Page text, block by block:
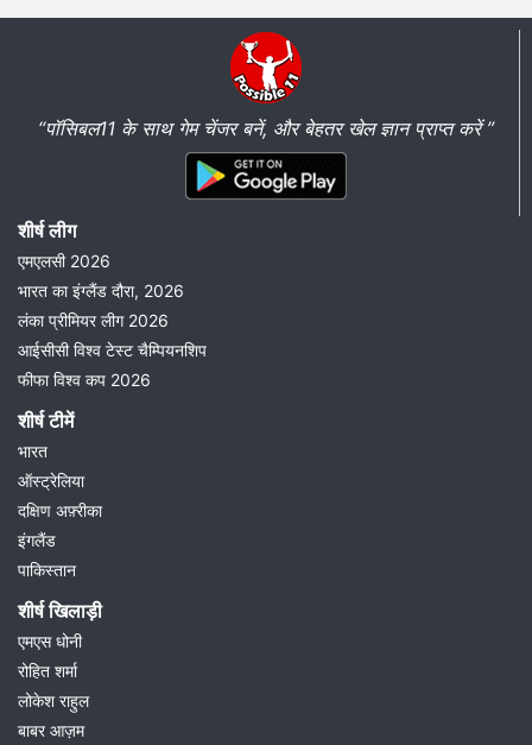
“पॉसिबल11 के साथ गेम चेंजर बनें, और बेहतर खेल ज्ञान प्राप्त करें ”
शीर्ष लीग
एमएलसी 2026
भारत का इंग्लैंड दौरा, 2026
लंका प्रीमियर लीग 2026
आईसीसी विश्व टेस्ट चैम्पियनशिप
फीफा विश्व कप 2026
शीर्ष टीमें
भारत
ऑस्ट्रेलिया
दक्षिण अफ़्रीका
इंगलैंड
पाकिस्तान
शीर्ष खिलाड़ी
एमएस धोनी
रोहित शर्मा
लोकेश राहुल
बाबर आज़म